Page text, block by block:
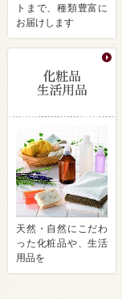
トまで、種類豊富に
お届けします
天然・自然にこだわ
った化粧品や、生活
用品を